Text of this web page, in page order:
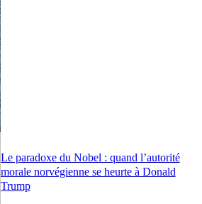
Le paradoxe du Nobel : quand l’autorité
morale norvégienne se heurte à Donald
Trump